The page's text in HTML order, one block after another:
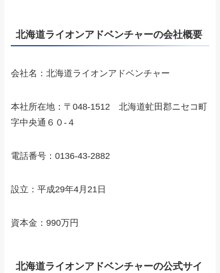
北海道ライオンアドベンチャーの会社概要
会社名：北海道ライオンアドベンチャー
本社所在地：〒048-1512 北海道虻田郡ニセコ町
字中央通６０‐４
電話番号：0136-43-2882
設立：平成29年4月21日
資本金：990万円
北海道ライオンアドベンチャーの公式サイ